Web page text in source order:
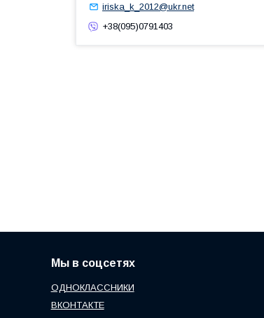
iriska_k_2012@ukr.net
+38(095)0791403
Мы в соцсетях
ОДНОКЛАССНИКИ
ВКОНТАКТЕ